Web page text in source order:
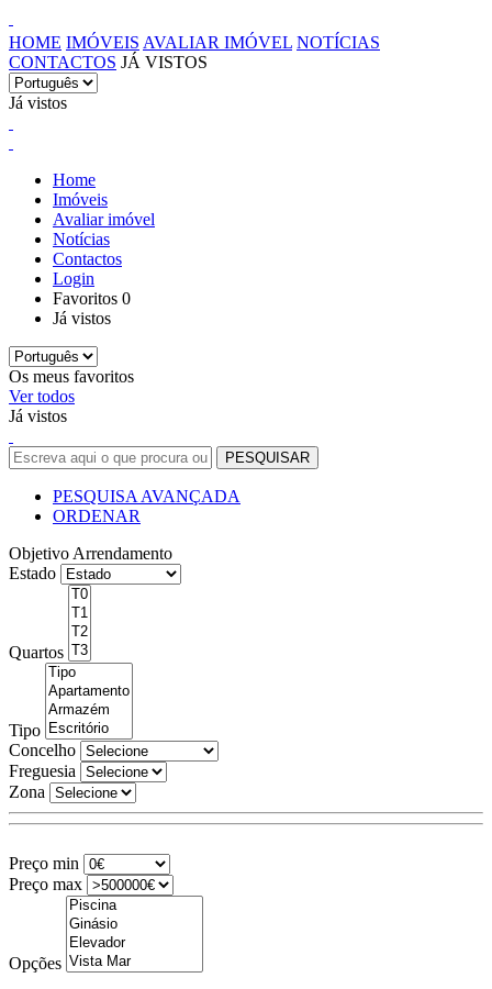
HOME IMÓVEIS AVALIAR IMÓVEL NOTÍCIAS
CONTACTOS JÁ VISTOS
Já vistos
Home
Imóveis
Avaliar imóvel
Notícias
Contactos
Login
Favoritos 0
Já vistos
Os meus favoritos
Ver todos
Já vistos
PESQUISA AVANÇADA
ORDENAR
Objetivo Arrendamento
Estado
Quartos
Tipo
Concelho
Freguesia
Zona
Preço min
Preço max
Opções